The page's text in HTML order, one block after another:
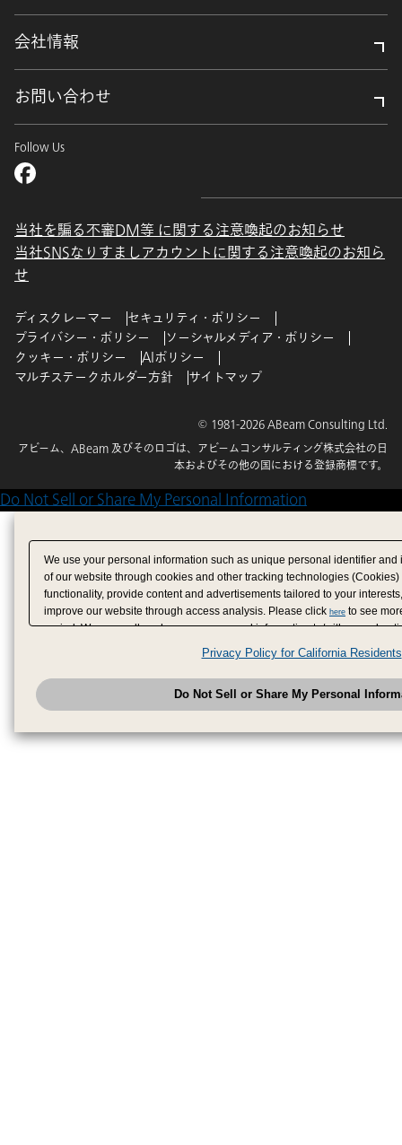
会社情報
お問い合わせ
Follow Us
当社を騙る不審DM等 に関する注意喚起のお知らせ
当社SNSなりすましアカウントに関する注意喚起のお知ら
せ
ディスクレーマー
セキュリティ・ポリシー
プライバシー・ポリシー
ソーシャルメディア・ポリシー
クッキー・ポリシー
AIポリシー
マルチステークホルダー方針
サイトマップ
© 1981-2026 ABeam Consulting Ltd.
アビーム、ABeam 及びそのロゴは、アビームコンサルティング株式会社の日
本およびその他の国における登録商標です。
Do Not Sell or Share My Personal Information
We use your personal information such as unique personal identifier
of our website through cookies and other tracking technologies
functionality, provide content and advertisements tailored to your
improve our website through access analysis. Please click here to see
period. We may sell or share your personal information to/with our
have provided to them or that they have collected from your use of their
analyze and optimize advertisements delivered to you by businesses
have the right to opt out of sale or share of your personal information by
to exercise your right. If we have detected an opt-out
honored.Change your sell or share preference
Privacy Policy for California Residents
Do Not Sell or Share My Personal